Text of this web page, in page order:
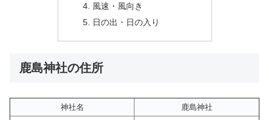
風速・風向き
日の出・日の入り
鹿島神社の住所
神社名
鹿島神社